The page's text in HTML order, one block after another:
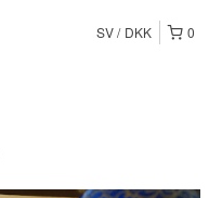
0
SV DKK